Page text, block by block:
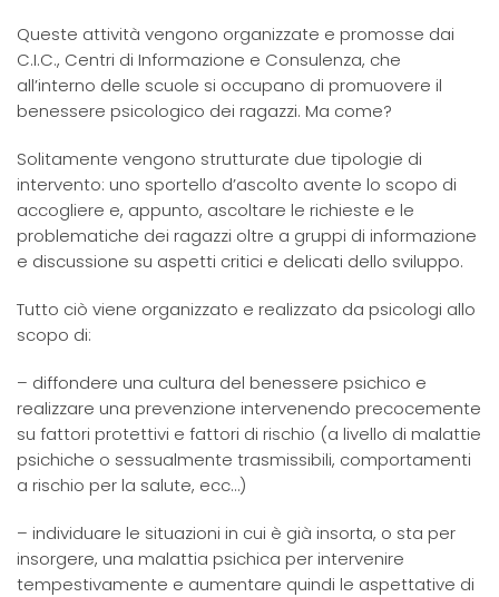
Queste attività vengono organizzate e promosse dai
C.I.C., Centri di Informazione e Consulenza, che
all’interno delle scuole si occupano di promuovere il
benessere psicologico dei ragazzi. Ma come?
Solitamente vengono strutturate due tipologie di
intervento: uno sportello d’ascolto avente lo scopo di
accogliere e, appunto, ascoltare le richieste e le
problematiche dei ragazzi oltre a gruppi di informazione
e discussione su aspetti critici e delicati dello sviluppo.
Tutto ciò viene organizzato e realizzato da psicologi allo
scopo di:
– diffondere una cultura del benessere psichico e
realizzare una prevenzione intervenendo precocemente
su fattori protettivi e fattori di rischio (a livello di malattie
psichiche o sessualmente trasmissibili, comportamenti
a rischio per la salute, ecc…)
– individuare le situazioni in cui è già insorta, o sta per
insorgere, una malattia psichica per intervenire
tempestivamente e aumentare quindi le aspettative di